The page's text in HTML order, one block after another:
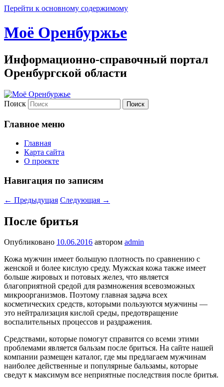
Перейти к основному содержимому
Моё Оренбуржье
Информационно-справочный портал
Оренбургской области
Поиск
Главное меню
Главная
Карта сайта
О проекте
Навигация по записям
← Предыдущая Следующая →
После бритья
Опубликовано 10.06.2016 автором admin
Кожа мужчин имеет большую плотность по сравнению с
женской и более кислую среду. Мужская кожа также имеет
больше жировых и потовых желез, что является
благоприятной средой для размножения всевозможных
микроорганизмов. Поэтому главная задача всех
косметических средств, которыми пользуются мужчины —
это нейтрализация кислой среды, предотвращение
воспалительных процессов и раздражения.
Средствами, которые помогут справится со всеми этими
проблемами является бальзам после бриться. На сайте нашей
компании размещен каталог, где мы предлагаем мужчинам
наиболее действенные и популярные бальзамы, которые
сведут к максимум все неприятные последствия после бритья.